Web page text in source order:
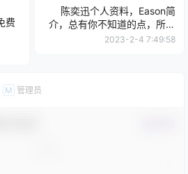
费
陈奕迅个人资料，Eason简
介，总有你不知道的点，所以
他为什么会那么火
2023-2-4 7:49:58
M 管理员